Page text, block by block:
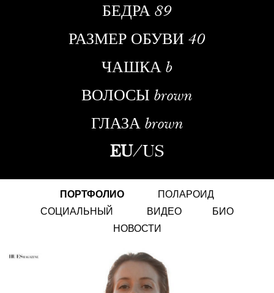
БЕДРА 89
РАЗМЕР ОБУВИ 40
ЧАШКА b
ВОЛОСЫ brown
ГЛАЗА brown
EU/US
ПОРТФОЛИО
ПОЛАРОИД
СОЦИАЛЬНЫЙ
ВИДЕО
БИО
НОВОСТИ